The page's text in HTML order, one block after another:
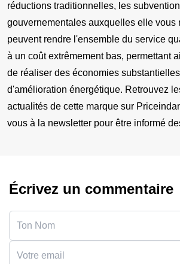
réductions traditionnelles, les
gouvernementales auxquelles elle vous
peuvent rendre l'ensemble du service
à un coût extrêmement bas, permettant
de réaliser des économies
d'amélioration énergétique. Retrouvez
actualités de cette marque sur
vous à la newsletter pour être informé
Écrivez un commentaire